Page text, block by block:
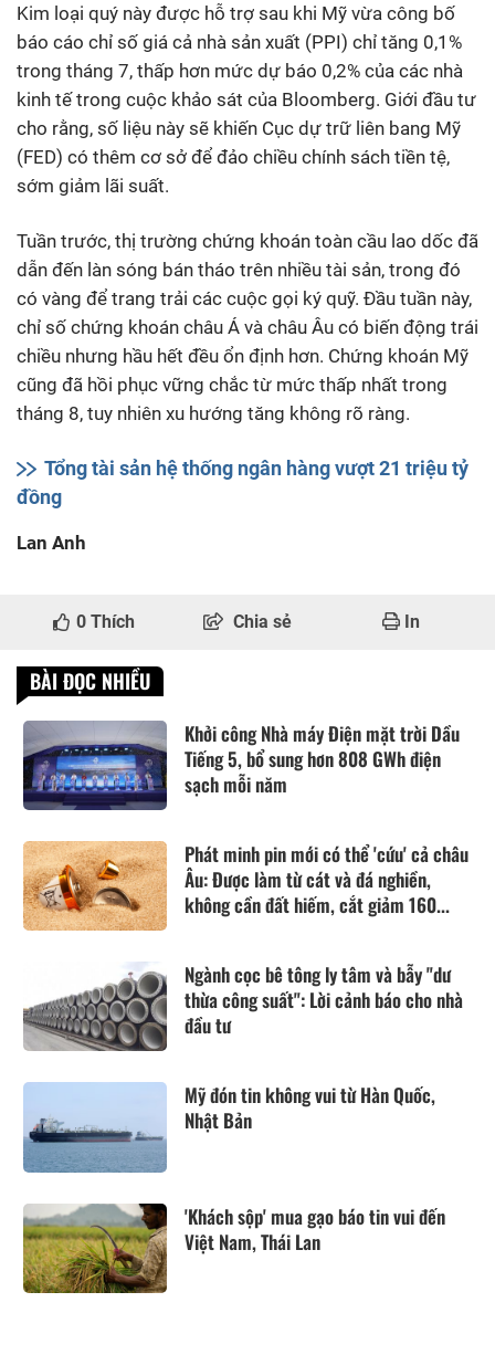
Kim loại quý này được hỗ trợ sau khi Mỹ vừa công bố
báo cáo chỉ số giá cả nhà sản xuất (PPI) chỉ tăng 0,1%
trong tháng 7, thấp hơn mức dự báo 0,2% của các nhà
kinh tế trong cuộc khảo sát của Bloomberg. Giới đầu tư
cho rằng, số liệu này sẽ khiến Cục dự trữ liên bang Mỹ
(FED) có thêm cơ sở để đảo chiều chính sách tiền tệ,
sớm giảm lãi suất.
Tuần trước, thị trường chứng khoán toàn cầu lao dốc đã
dẫn đến làn sóng bán tháo trên nhiều tài sản, trong đó
có vàng để trang trải các cuộc gọi ký quỹ. Đầu tuần này,
chỉ số chứng khoán châu Á và châu Âu có biến động trái
chiều nhưng hầu hết đều ổn định hơn. Chứng khoán Mỹ
cũng đã hồi phục vững chắc từ mức thấp nhất trong
tháng 8, tuy nhiên xu hướng tăng không rõ ràng.
Tổng tài sản hệ thống ngân hàng vượt 21 triệu tỷ
đồng
Lan Anh
0 Thích Chia sẻ In
BÀI ĐỌC NHIỀU
Khởi công Nhà máy Điện mặt trời Dầu
Tiếng 5, bổ sung hơn 808 GWh điện
sạch mỗi năm
Phát minh pin mới có thể 'cứu' cả châu
Âu: Được làm từ cát và đá nghiền,
không cần đất hiếm, cắt giảm 160...
Ngành cọc bê tông ly tâm và bẫy "dư
thừa công suất": Lời cảnh báo cho nhà
đầu tư
Mỹ đón tin không vui từ Hàn Quốc,
Nhật Bản
'Khách sộp' mua gạo báo tin vui đến
Việt Nam, Thái Lan